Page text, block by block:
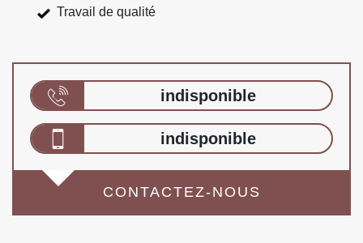
Travail de qualité
indisponible
indisponible
CONTACTEZ-NOUS